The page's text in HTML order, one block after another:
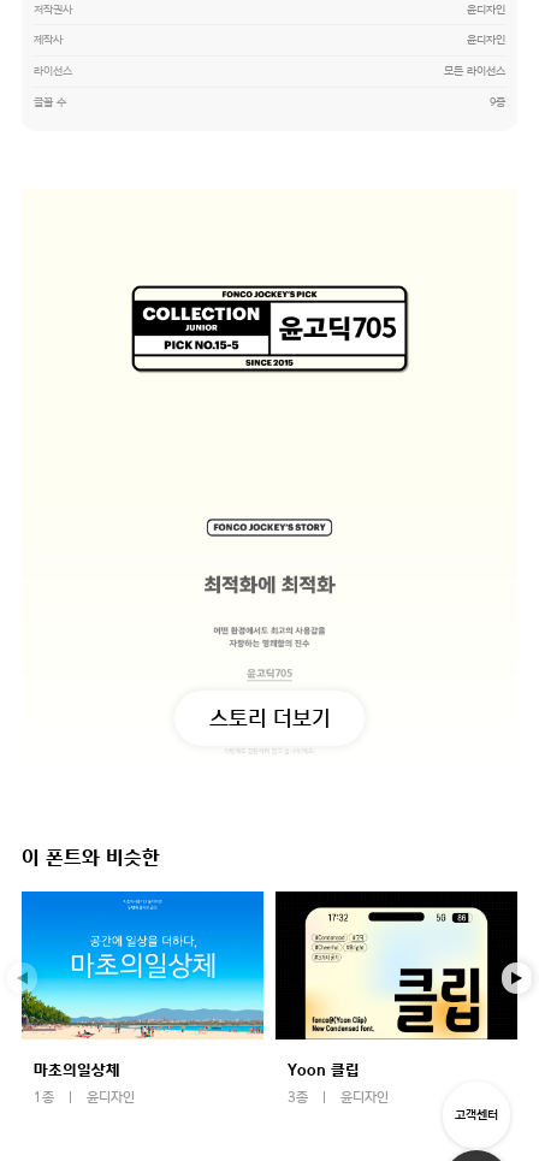
저작권사 윤디자인
제작사 윤디자인
라이선스 모든 라이선스
글꼴 수 9종
스토리 더보기
이 폰트와 비슷한
마초의일상체
1종 윤디자인
Yoon 클립
3종 윤디자인
고객센터